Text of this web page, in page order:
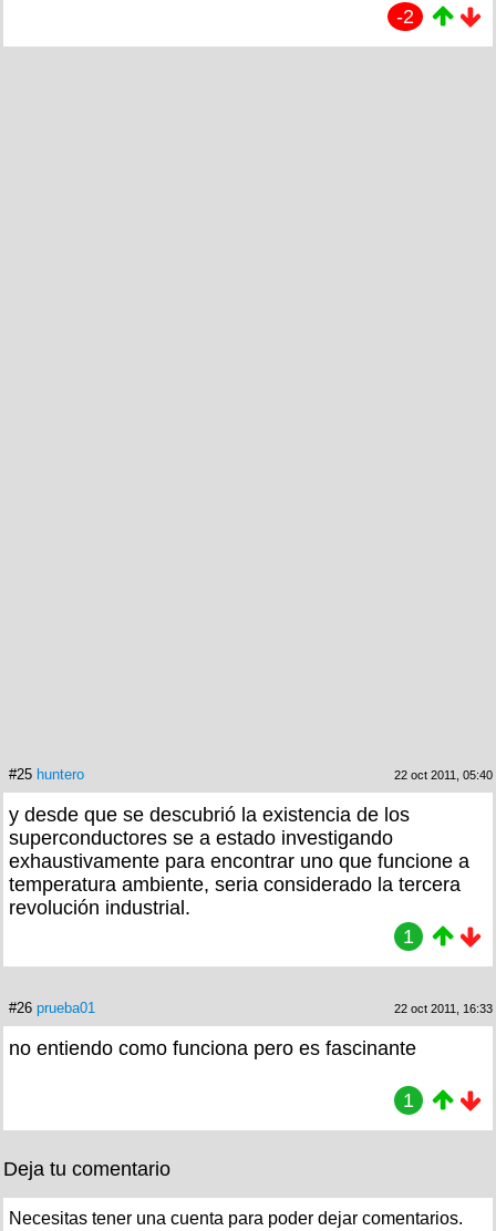
-2
#25 huntero 22 oct 2011, 05:40
y desde que se descubrió la existencia de los
superconductores se a estado investigando
exhaustivamente para encontrar uno que funcione a
temperatura ambiente, seria considerado la tercera
revolución industrial.
1
#26 prueba01 22 oct 2011, 16:33
no entiendo como funciona pero es fascinante
1
Deja tu comentario
Necesitas tener una cuenta para poder dejar comentarios.